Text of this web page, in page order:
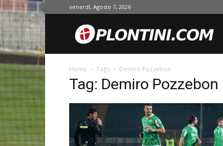
venerdì, Agosto 7, 2026
Home Tags Demiro Pozzebon
Tag: Demiro Pozzebon